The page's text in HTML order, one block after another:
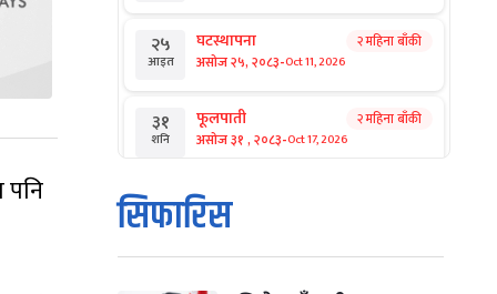
२५
आइत
घटस्थापना
असोज २५, २०८३-Oct 11, 2026
२ महिना बाँकी
३१
शनि
फूलपाती
असोज ३१ , २०८३-Oct 17, 2026
२ महिना बाँकी
१
आइत
कार्तिक सङ्क्रान्ति
कार्तिक १, २०८३
सिफारिस